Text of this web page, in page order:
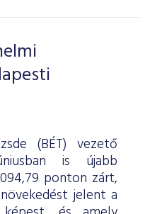
(BÉT) vezető
is újabb
ponton zárt,
jelent a